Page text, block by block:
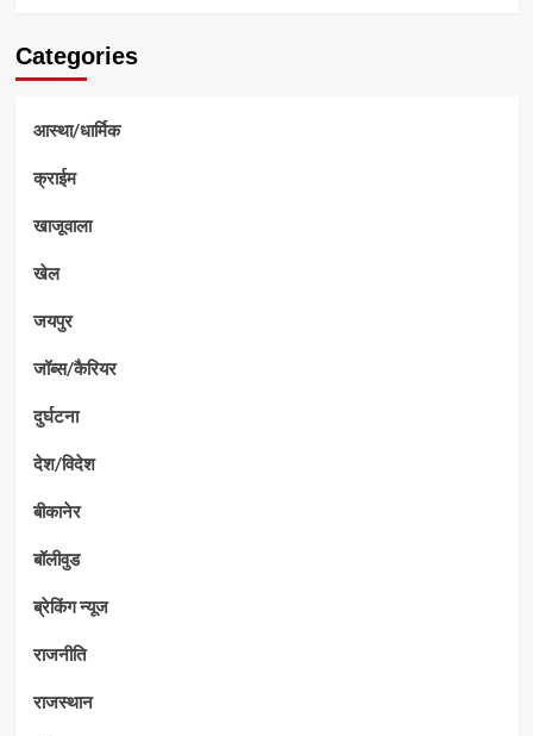
Categories
आस्था/धार्मिक
क्राईम
खाजूवाला
खेल
जयपुर
जॉब्स/कैरियर
दुर्घटना
देश/विदेश
बीकानेर
बॉलीवुड
ब्रेकिंग न्यूज
राजनीति
राजस्थान